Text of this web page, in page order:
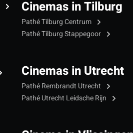
Cinemas in Tilburg
Pathé Tilburg Centrum
Pathé Tilburg Stappegoor
Cinemas in Utrecht
Pathé Rembrandt Utrecht
Pathé Utrecht Leidsche Rijn